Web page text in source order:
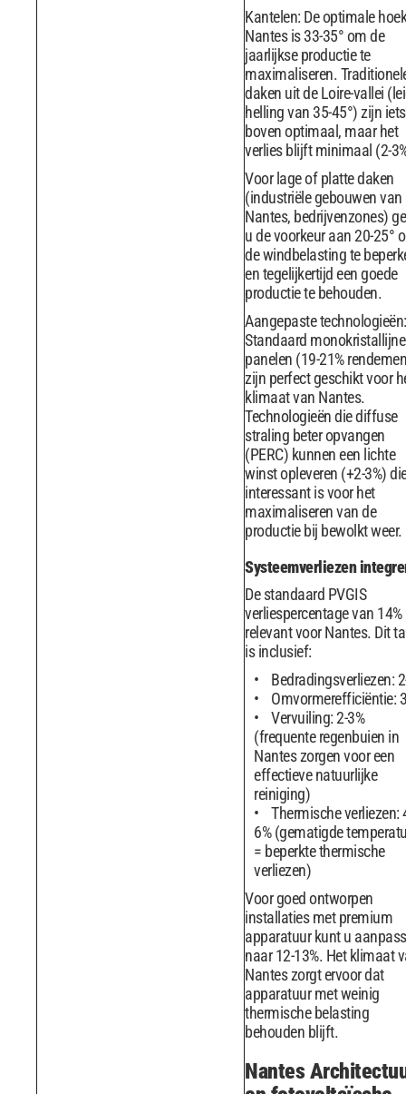
Kantelen: De optimale
Nantes is 33-35° om de
jaarlijkse productie te
maximaliseren.
daken uit de Loire-vallei
helling van 35-45°) zijn iets
boven optimaal, maar het
verlies blijft minimaal (2-
Voor lage of platte daken
(industriële gebouwen van
Nantes, bedrijvenzones)
u de voorkeur aan 20-25°
de windbelasting te
en tegelijkertijd een goede
productie te behouden.
Aangepaste technologieën:
Standaard monokristallijne
panelen (19-21%
zijn perfect geschikt voor
klimaat van Nantes.
Technologieën die diffuse
straling beter opvangen
(PERC) kunnen een lichte
winst opleveren (+2-3%)
interessant is voor het
maximaliseren van de
productie bij bewolkt weer.
Systeemverliezen
De standaard PVGIS
verliespercentage van 14%
relevant voor Nantes. Dit
is inclusief:
Bedradingsverliezen:
Omvormerefficiëntie:
Vervuiling: 2-3%
(frequente regenbuien in
Nantes zorgen voor een
effectieve natuurlijke
reiniging)
Thermische verliezen:
6% (gematigde
= beperkte thermische
verliezen)
Voor goed ontworpen
installaties met premium
apparatuur kunt u
naar 12-13%. Het klimaat
Nantes zorgt ervoor dat
apparatuur met weinig
thermische belasting
behouden blijft.
Nantes